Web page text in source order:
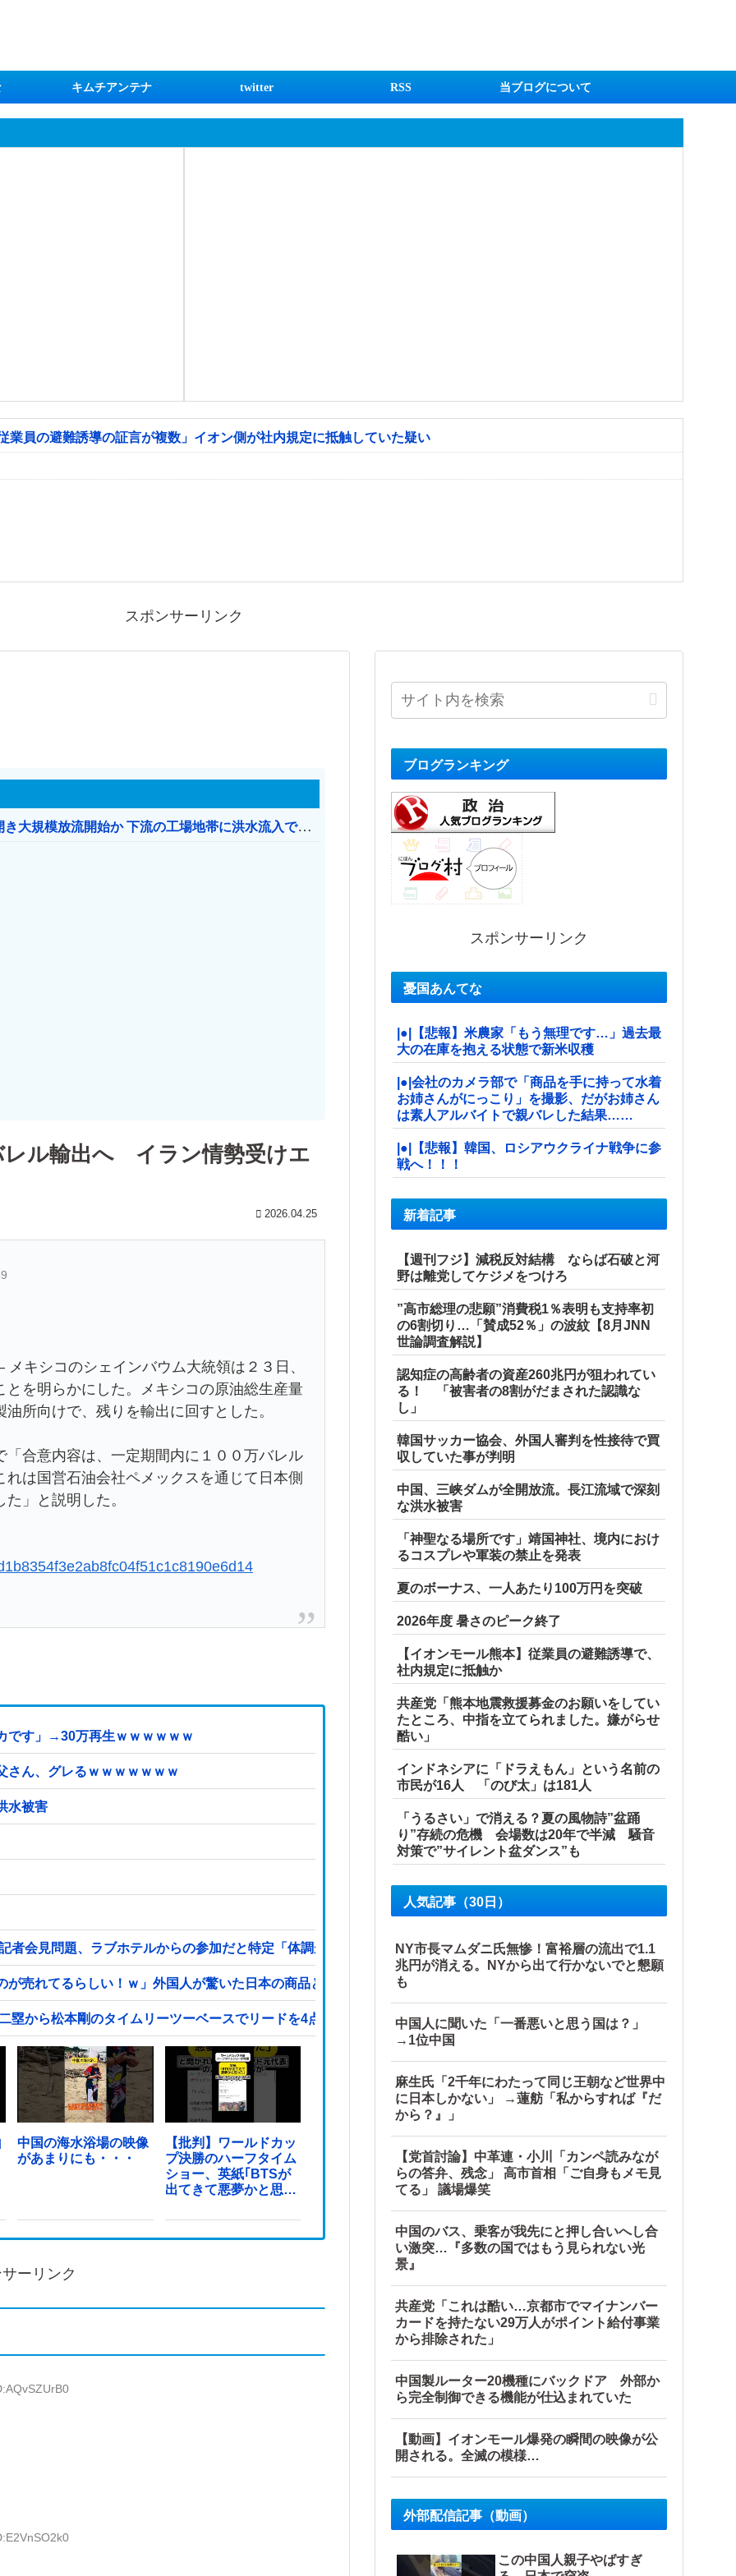
キムチアンテナ twitter RSS 当ブログについて
業員の避難誘導の証言が複数」イオン側が社内規定に抵触していた疑い
スポンサーリンク
【おわった】 三峡ダム、豪雨で13基の水門を開き大規模放流開始か 下流の工場地帯に洪水流入で崩壊はじまる
レル輸出へ イラン情勢受けエ
2026.04.25
シコのシェイン‌バウム大統領は２３日、
を明らかにした。​メキシコの原油総生産量
所向けで、残りを輸出に回すと‌した。
合意内容は、一‌定期間内に１００万バレル
は国営石‌油会社ペメックスを通じて日本⁠側
」と説明した。
です」→30万再生ｗｗｗｗｗｗ
さん、グレるｗｗｗｗｗｗｗ
水被害
者会見問題、ラブホテルからの参加だと特定「体調が優れなかったため...」とは何だったのか
売れてるらしい！ｗ」外国人が驚いた日本の商品とは・・・？【海外の反応】
塁から松本剛のタイムリーツーベースでリードを4点に広げる！！！！！！！！他
中国の海水浴場の映像
があまりにも・・・
【批判】ワールドカッ
プ決勝のハーフタイム
ショー、英紙｢BTSが
出てきて悪夢かと思っ
ーリンク
ブログランキング
スポンサーリンク
憂国あんてな
|●|【悲報】米農家「もう無理です…」過去最
大の在庫を抱える状態で新米収穫
|●|会社のカメラ部で「商品を手に持って水着
お姉さんがにっこり」を撮影、だがお姉さん
は素人アルバイトで親バレした結果……
|●|【悲報】韓国、ロシアウクライナ戦争に参
戦へ！！！
新着記事
【週刊フジ】減税反対結構 ならば石破と河
野は離党してケジメをつけろ
”高市総理の悲願”消費税1％表明も支持率初
の6割切り…「賛成52％」の波紋【8月JNN
世論調査解説】
認知症の高齢者の資産260兆円が狙われてい
る！ 「被害者の8割がだまされた認識な
し」
韓国サッカー協会、外国人審判を性接待で買
収していた事が判明
中国、三峡ダムが全開放流。長江流域で深刻
な洪水被害
「神聖なる場所です」靖国神社、境内におけ
るコスプレや軍装の禁止を発表
夏のボーナス、一人あたり100万円を突破
2026年度 暑さのピーク終了
【イオンモール熊本】従業員の避難誘導で、
社内規定に抵触か
共産党「熊本地震救援募金のお願いをしてい
たところ、中指を立てられました。嫌がらせ
酷い」
インドネシアに「ドラえもん」という名前の
市民が16人 「のび太」は181人
「うるさい」で消える？夏の風物詩”盆踊
り”存続の危機 会場数は20年で半減 騒音
対策で”サイレント盆ダンス”も
人気記事（30日）
NY市長マムダニ氏無惨！富裕層の流出で1.1
兆円が消える。NYから出て行かないでと懇願
も
中国人に聞いた「一番悪いと思う国は？」
→1位中国
麻生氏「2千年にわたって同じ王朝など世界中
に日本しかない」 →蓮舫「私からすれば『だ
から？』」
【党首討論】中革連・小川「カンペ読みなが
らの答弁、残念」 高市首相「ご自身もメモ見
てる」 議場爆笑
中国のバス、乗客が我先にと押し合いへし合
い激突…『多数の国ではもう見られない光
景』
共産党「これは酷い…京都市でマイナンバー
カードを持たない29万人がポイント給付事業
から排除された」
中国製ルーター20機種にバックドア 外部か
ら完全制御できる機能が仕込まれていた
【動画】イオンモール爆発の瞬間の映像が公
開される。全滅の模様…
外部配信記事（動画）
この中国人親子やばすぎ